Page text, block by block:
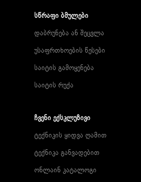
ᲡᲬᲠᲐᲤᲘ ᲑᲛᲣᲚᲔᲑᲘ
დაბრუნება ან შეცვლა
უსაფრთხოების წესები
საიტის გამოყენება
საიტის რუქა
ᲩᲕᲔᲜᲘ ᲔᲥᲡᲙᲚᲣᲖᲘᲕᲘ
ტექნიკის ყიდვა ღამით
ტექნიკა განვადებით
ონლაინ კატალოგი